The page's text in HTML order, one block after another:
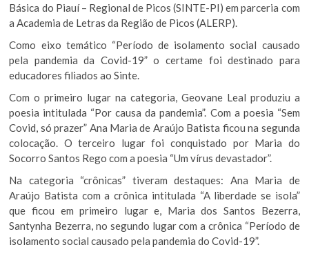
Básica do Piauí – Regional de Picos (SINTE-PI) em parceria com
a Academia de Letras da Região de Picos (ALERP).
Como eixo temático “Período de isolamento social causado
pela pandemia da Covid-19” o certame foi destinado para
educadores filiados ao Sinte.
Com o primeiro lugar na categoria, Geovane Leal produziu a
poesia intitulada “Por causa da pandemia”. Com a poesia “Sem
Covid, só prazer” Ana Maria de Araújo Batista ficou na segunda
colocação. O terceiro lugar foi conquistado por Maria do
Socorro Santos Rego com a poesia “Um vírus devastador”.
Na categoria “crônicas” tiveram destaques: Ana Maria de
Araújo Batista com a crônica intitulada “A liberdade se isola”
que ficou em primeiro lugar e, Maria dos Santos Bezerra,
Santynha Bezerra, no segundo lugar com a crônica “Período de
isolamento social causado pela pandemia do Covid-19”.